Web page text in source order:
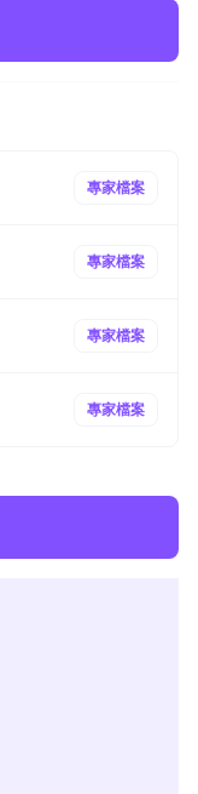
專家檔案
專家檔案
專家檔案
專家檔案